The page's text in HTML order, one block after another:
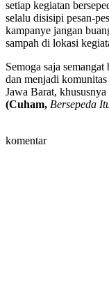
setiap kegiatan
selalu disisipi pesan-
kampanye jangan
sampah di lokasi
Semoga saja
dan menjadi
Jawa Barat,
(Cuham, Bersepeda
komentar